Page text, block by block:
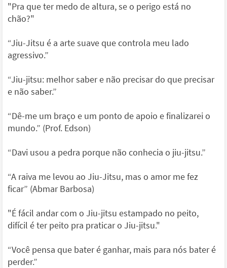
"Pra que ter medo de altura, se o perigo está no
chão?"
“Jiu-Jitsu é a arte suave que controla meu lado
agressivo.”
“Jiu-jitsu: melhor saber e não precisar do que precisar
e não saber.”
“Dê-me um braço e um ponto de apoio e finalizarei o
mundo.” (Prof. Edson)
“Davi usou a pedra porque não conhecia o jiu-jitsu.”
“A raiva me levou ao Jiu-Jitsu, mas o amor me fez
ficar” (Abmar Barbosa)
"É fácil andar com o Jiu-jitsu estampado no peito,
difícil é ter peito pra praticar o Jiu-jitsu."
“Você pensa que bater é ganhar, mais para nós bater é
perder.”